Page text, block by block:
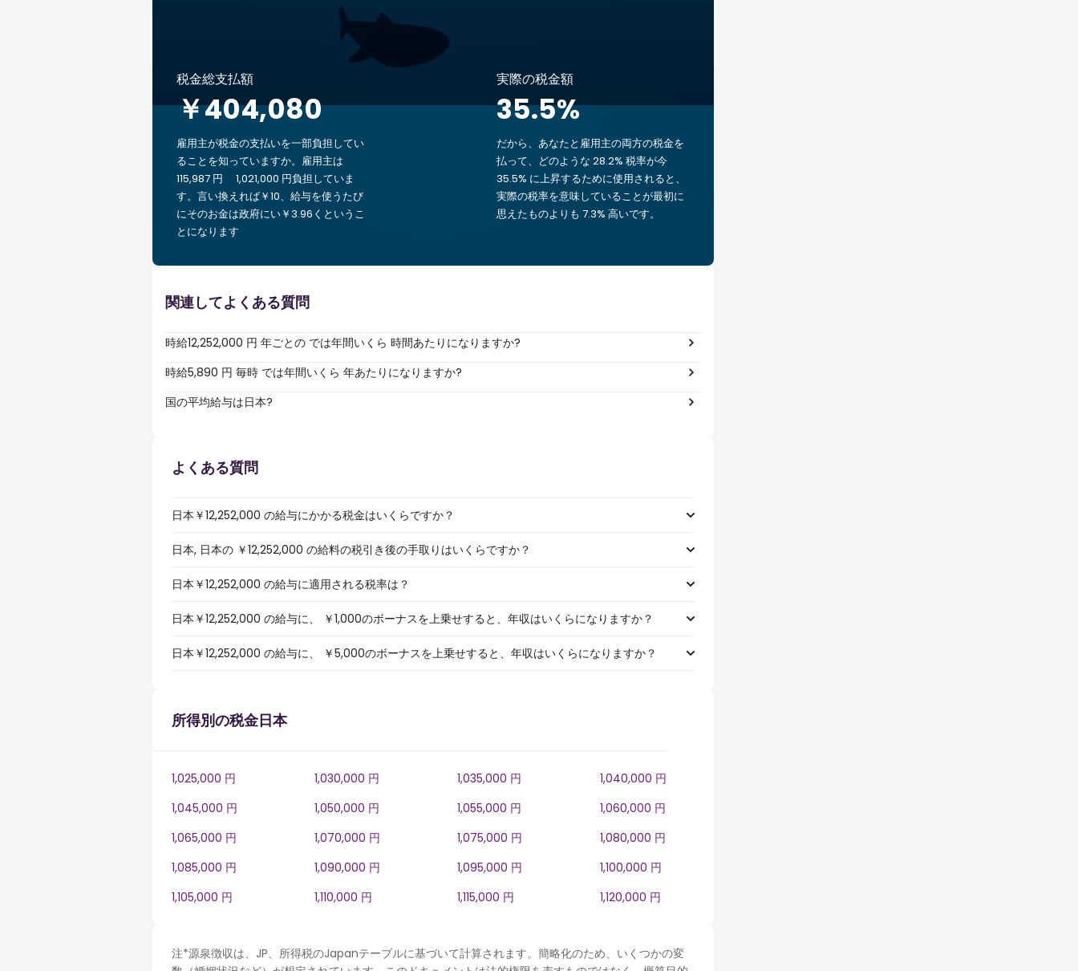
税金総支払額
￥404,080
雇用主が税金の支払いを一部負担してい
ることを知っていますか。雇用主は
115,987 円 1,021,000 円負担していま
す。言い換えれば￥10、給与を使うたび
にそのお金は政府にい￥3.96くというこ
とになります
実際の税金額
35.5%
だから、あなたと雇用主の両方の税金を
払って、どのような 28.2% 税率が今
35.5% に上昇するために使用されると、
実際の税率を意味していることが最初に
思えたものよりも 7.3% 高いです。
関連してよくある質問
時給12,252,000 円 年ごとの では年間いくら 時間あたりになりますか?
時給5,890 円 毎時 では年間いくら 年あたりになりますか?
国の平均給与は日本?
よくある質問
日本￥12,252,000 の給与にかかる税金はいくらですか？
日本, 日本の ￥12,252,000 の給料の税引き後の手取りはいくらですか？
日本￥12,252,000 の給与に適用される税率は？
日本￥12,252,000 の給与に、 ￥1,000のボーナスを上乗せすると、年収はいくらになりますか？
日本￥12,252,000 の給与に、 ￥5,000のボーナスを上乗せすると、年収はいくらになりますか？
所得別の税金日本
1,025,000 円 1,030,000 円 1,035,000 円
1,040,000 円
1,045,000 円
1,050,000 円 1,055,000 円
1,060,000 円
1,065,000 円
1,070,000 円 1,075,000 円
1,080,000 円
1,085,000 円
1,090,000 円 1,095,000 円
1,100,000 円
1,105,000 円
1,110,000 円 1,115,000 円 1,120,000 円
注*源泉徴収は、JP、所得税のJapanテーブルに基づいて計算されます。簡略化のため、いくつかの変